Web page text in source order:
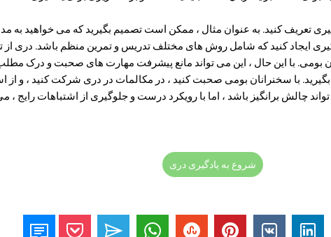
تعریف کنید. به عنوان مثال ، ممکن است تصمیم بگیرید که می خواهید به
ایجاد کنید که شامل روش های مختلف تدریس و تمرین منظم باشد. دری از
بومی. با این حال ، این می تواند مانع پیشرفت مهارت های صحبت و درک
بگیرید. با سخنرانان بومی صحبت کنید ، در مکالمات در دری شرکت کنید ، و از
چالش برانگیز باشد ، اما با رویکرد درست و جلوگیری از اشتباهات رایج ، می
شروع به یادگیری دری